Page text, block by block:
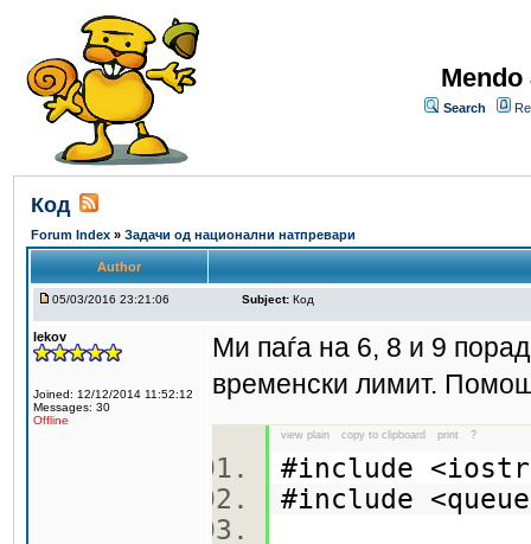
Search
Код
Forum Index » Задачи од национални натпревари
Author
05/03/2016 23:21:06 Subject: Код
lekov
Joined: 12/12/2014 11:52:12
Messages: 30
Offline
Ми паѓа на 6, 8 и 9
временски лимит.
view plain copy to clipboard print ?
#include
#include